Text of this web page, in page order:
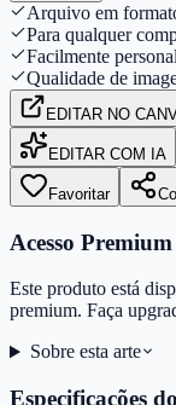
Arquivo em
Para qualquer
Facilmente
Qualidade de
EDITAR NO
EDITAR COM IA
Favoritar
Acesso Premium
Este produto está
premium. Faça
Sobre esta arte
Especificações